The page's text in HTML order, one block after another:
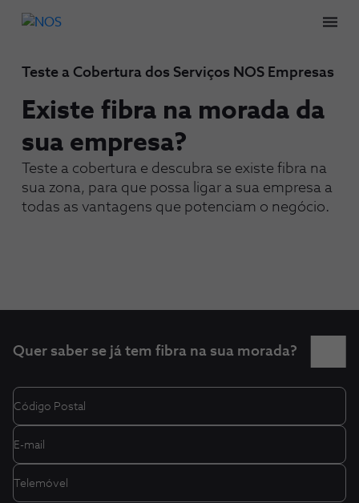
Teste a Cobertura dos Serviços NOS Empresas
Existe fibra na morada da
sua empresa?
Teste a cobertura e descubra se existe fibra na
sua zona, para que possa ligar a sua empresa a
todas as vantagens que potenciam o negócio.
Quer saber se já tem fibra na sua morada?